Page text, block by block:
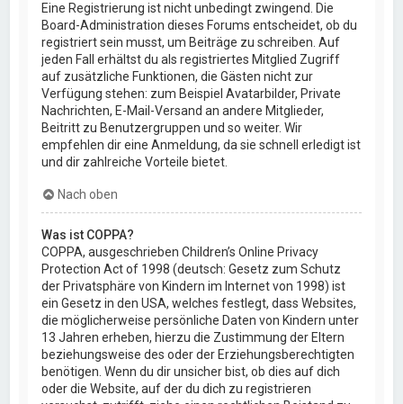
Eine Registrierung ist nicht unbedingt zwingend. Die
Board-Administration dieses Forums entscheidet, ob du
registriert sein musst, um Beiträge zu schreiben. Auf
jeden Fall erhältst du als registriertes Mitglied Zugriff
auf zusätzliche Funktionen, die Gästen nicht zur
Verfügung stehen: zum Beispiel Avatarbilder, Private
Nachrichten, E-Mail-Versand an andere Mitglieder,
Beitritt zu Benutzergruppen und so weiter. Wir
empfehlen dir eine Anmeldung, da sie schnell erledigt ist
und dir zahlreiche Vorteile bietet.
Nach oben
Was ist COPPA?
COPPA, ausgeschrieben Children’s Online Privacy
Protection Act of 1998 (deutsch: Gesetz zum Schutz
der Privatsphäre von Kindern im Internet von 1998) ist
ein Gesetz in den USA, welches festlegt, dass Websites,
die möglicherweise persönliche Daten von Kindern unter
13 Jahren erheben, hierzu die Zustimmung der Eltern
beziehungsweise des oder der Erziehungsberechtigten
benötigen. Wenn du dir unsicher bist, ob dies auf dich
oder die Website, auf der du dich zu registrieren